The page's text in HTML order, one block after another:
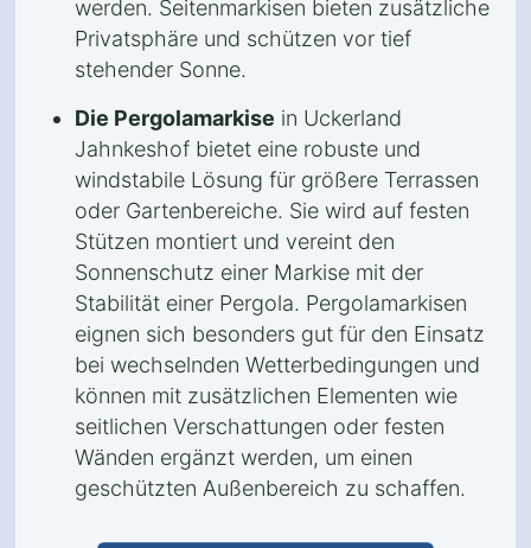
werden. Seitenmarkisen bieten zusätzliche
Privatsphäre und schützen vor tief
stehender Sonne.
Die Pergolamarkise in Uckerland
Jahnkeshof bietet eine robuste und
windstabile Lösung für größere Terrassen
oder Gartenbereiche. Sie wird auf festen
Stützen montiert und vereint den
Sonnenschutz einer Markise mit der
Stabilität einer Pergola. Pergolamarkisen
eignen sich besonders gut für den Einsatz
bei wechselnden Wetterbedingungen und
können mit zusätzlichen Elementen wie
seitlichen Verschattungen oder festen
Wänden ergänzt werden, um einen
geschützten Außenbereich zu schaffen.